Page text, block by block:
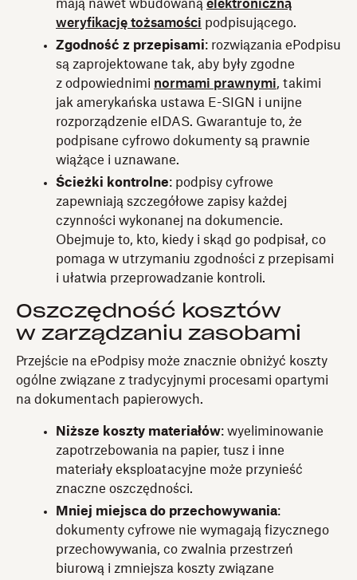
mają nawet wbudowaną elektroniczną
weryfikację tożsamości podpisującego.
Zgodność z przepisami: rozwiązania ePodpisu
są zaprojektowane tak, aby były zgodne
z odpowiednimi normami prawnymi, takimi
jak amerykańska ustawa E-SIGN i unijne
rozporządzenie eIDAS. Gwarantuje to, że
podpisane cyfrowo dokumenty są prawnie
wiążące i uznawane.
Ścieżki kontrolne: podpisy cyfrowe
zapewniają szczegółowe zapisy każdej
czynności wykonanej na dokumencie.
Obejmuje to, kto, kiedy i skąd go podpisał, co
pomaga w utrzymaniu zgodności z przepisami
i ułatwia przeprowadzanie kontroli.
Oszczędność kosztów
w zarządzaniu zasobami
Przejście na ePodpisy może znacznie obniżyć koszty
ogólne związane z tradycyjnymi procesami opartymi
na dokumentach papierowych.
Niższe koszty materiałów: wyeliminowanie
zapotrzebowania na papier, tusz i inne
materiały eksploatacyjne może przynieść
znaczne oszczędności.
Mniej miejsca do przechowywania:
dokumenty cyfrowe nie wymagają fizycznego
przechowywania, co zwalnia przestrzeń
biurową i zmniejsza koszty związane